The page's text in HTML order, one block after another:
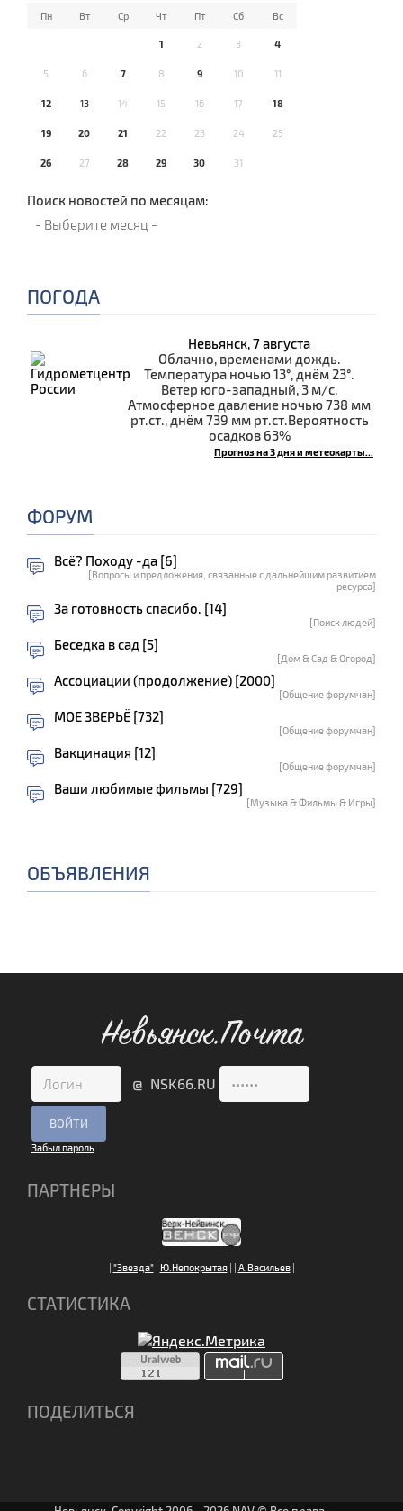
Пн Вт Ср Чт Пт Сб Вс
1 2 3 4
5 6 7 8 9 10 11
12 13 14 15 16 17 18
19 20 21 22 23 24 25
26 27 28 29 30 31
Поиск новостей по месяцам:
ПОГОДА
Невьянск, 7 августа
Облачно, временами дождь.
Температура ночью 13°, днём 23°.
Ветер юго-западный, 3 м/с.
Атмосферное давление ночью 738 мм
рт.ст., днём 739 мм рт.ст.Вероятность
осадков 63%
Прогноз на 3 дня и метеокарты...
ФОРУМ
Всё? Походу -да [6]
[Вопросы и предложения, связанные с дальнейшим развитием
ресурса]
За готовность спасибо. [14]
[Поиск людей]
Беседка в сад [5]
[Дом & Сад & Огород]
Ассоциации (продолжение) [2000]
[Общение форумчан]
МОЕ ЗВЕРЬЁ [732]
[Общение форумчан]
Вакцинация [12]
[Общение форумчан]
Ваши любимые фильмы [729]
[Музыка & Фильмы & Игры]
ОБЪЯВЛЕНИЯ
Невьянск.Почта
@ NSK66.RU
Забыл пароль
ПАРТНЕРЫ
| "Звезда"| Ю.Непокрытая| | А.Васильев|
СТАТИСТИКА
ПОДЕЛИТЬСЯ